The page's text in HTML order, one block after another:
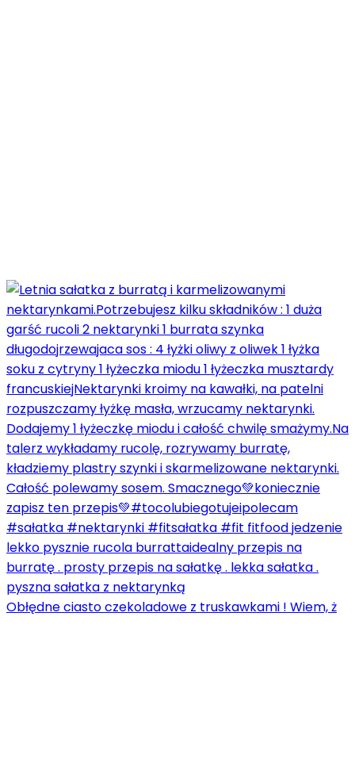
Obłędne ciasto czekoladowe z truskawkami ! Wiem, ż